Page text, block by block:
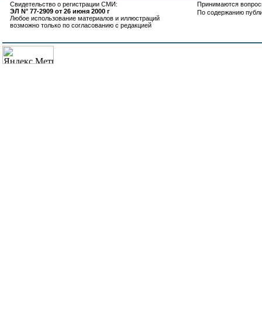
Свидетельство о регистрации СМИ:
ЭЛ N° 77-2909 от 26 июня 2000 г
Любое использование материалов и иллюстраций
возможно только по согласованию с редакцией
Принимаются
По содержанию